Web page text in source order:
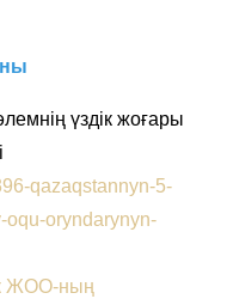
үздік жоғары
qazaqstannyn-5-
oqu-oryndarynyn-
ЖОО-ның